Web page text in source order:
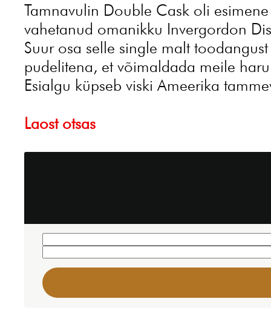
Tamnavulin Double Cask oli
vahetanud omanikku Invergordon
Suur osa selle single malt
pudelitena, et võimaldada meile
Esialgu küpseb viski Ameerika
Laost otsas